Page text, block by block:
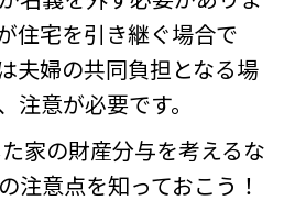
住宅を引き継ぐ場合で
夫婦の共同負担となる場
注意が必要です。
家の財産分与を考えるな
注意点を知っておこう！